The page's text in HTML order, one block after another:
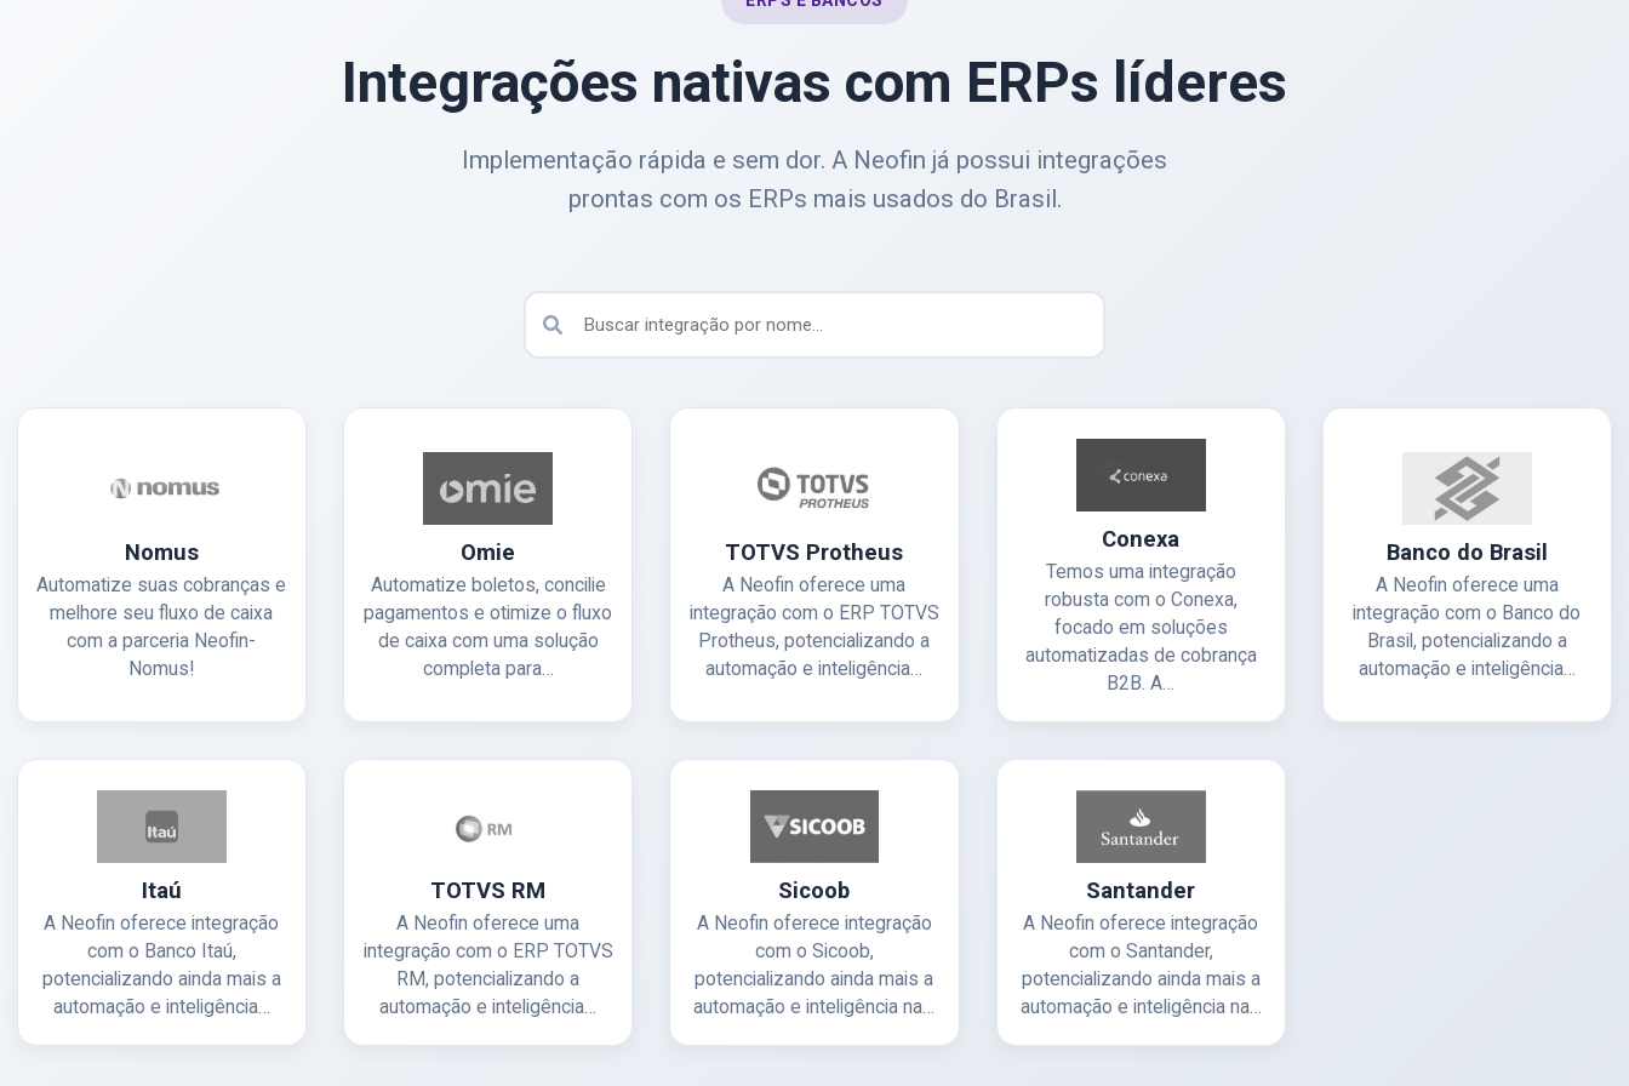
Integrações nativas com ERPs líderes
Implementação rápida e sem dor. A Neofin já possui integrações
prontas com os ERPs mais usados do Brasil.
Nomus
Automatize suas cobranças e
melhore seu fluxo de caixa
com a parceria Neofin-
Nomus!
Omie
Automatize boletos, concilie
pagamentos e otimize o fluxo
de caixa com uma solução
completa para…
TOTVS Protheus
A Neofin oferece uma
integração com o ERP TOTVS
Protheus, potencializando a
automação e inteligência…
Conexa
Temos uma integração
robusta com o Conexa,
focado em soluções
automatizadas de cobrança
B2B. A…
Banco do Brasil
A Neofin oferece uma
integração com o Banco do
Brasil, potencializando a
automação e inteligência…
Itaú
A Neofin oferece integração
com o Banco Itaú,
potencializando ainda mais a
automação e inteligência…
TOTVS RM
A Neofin oferece uma
integração com o ERP TOTVS
RM, potencializando a
automação e inteligência…
Sicoob
A Neofin oferece integração
com o Sicoob,
potencializando ainda mais a
automação e inteligência na…
Santander
A Neofin oferece integração
com o Santander,
potencializando ainda mais a
automação e inteligência na…